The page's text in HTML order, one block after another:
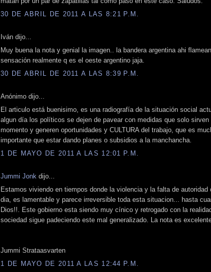
30 DE ABRIL DE 2011 A LAS 8:21 P.M.
Iván dijo...
Muy buena la nota y genial la imagen.. la bandera argentina ahi
sensación realmente q es el oeste argentino jaja.
30 DE ABRIL DE 2011 A LAS 8:39 P.M.
Anónimo dijo...
El articulo está buenisimo, es una radiografía de la situación social
algun día los políticos se dejen de pavear con medidas que solo sirven
momento y generen oportunidades y CULTURA del trabajo, que es
importante que estar dando planes o subsidios a la manchancha.
1 DE MAYO DE 2011 A LAS 12:01 P.M.
Jummi Jonk dijo...
Estamos viviendo en tiempos donde la violencia y la falta de autoridad
dia, es lamentable y parece irreversible toda esta situacion... hasta
Dios!!. Este gobierno esta siendo muy cínico y retrogado con la
sociedad sigue padeciendo este mal generalizado. La nota es
Jummi Strataasvarten
1 DE MAYO DE 2011 A LAS 12:44 P.M.